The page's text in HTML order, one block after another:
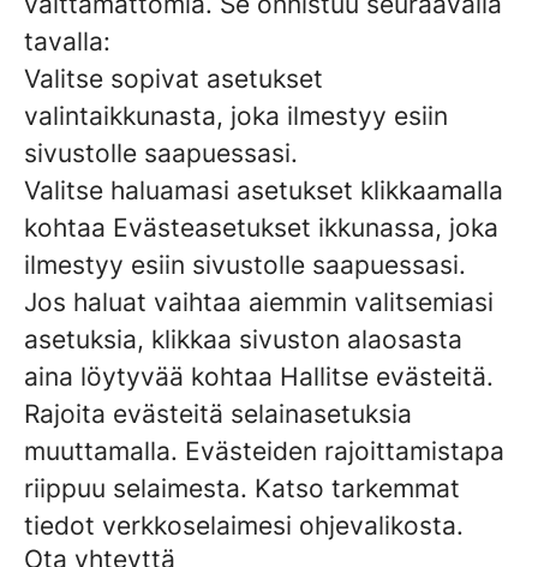
tavalla:
Valitse sopivat asetukset
valintaikkunasta, joka ilmestyy esiin
sivustolle saapuessasi.
Valitse haluamasi asetukset klikkaamalla
kohtaa Evästeasetukset ikkunassa, joka
ilmestyy esiin sivustolle saapuessasi.
Jos haluat vaihtaa aiemmin valitsemiasi
asetuksia, klikkaa sivuston alaosasta
aina löytyvää kohtaa Hallitse evästeitä.
Rajoita evästeitä selainasetuksia
muuttamalla. Evästeiden rajoittamistapa
riippuu selaimesta. Katso tarkemmat
tiedot verkkoselaimesi ohjevalikosta.
Ota yhteyttä